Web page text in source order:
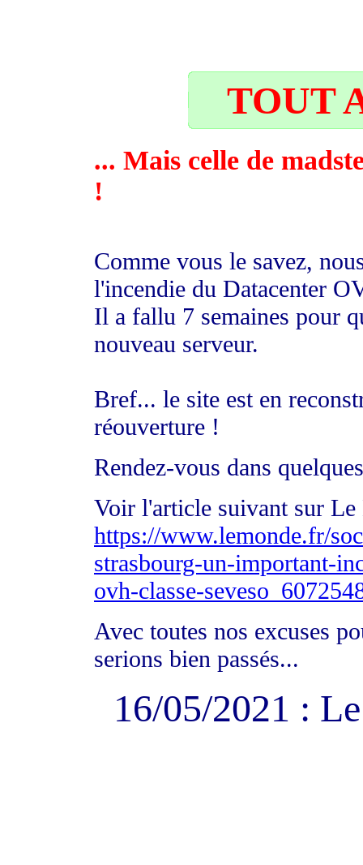
TOUT
... Mais celle de
!
Comme vous le savez,
l'incendie du Datacenter
Il a fallu 7 semaines pour
nouveau serveur.
Bref... le site est en
réouverture !
Rendez-vous dans
Voir l'article suivant sur
https://www.lemonde.fr/
strasbourg-un-important-
ovh-classe-
Avec toutes nos excuses
serions bien passés...
16/05/2021 :